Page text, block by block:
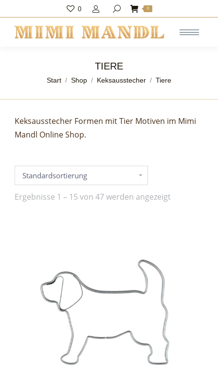
0 Search: 0
TIERE
Sie befinden sich hier:
Start Shop Keksausstecher Tiere
Keksausstecher Formen mit Tier Motiven im Mimi
Mandl Online Shop.
Ergebnisse 1 – 15 von 47 werden angezeigt